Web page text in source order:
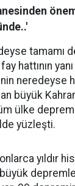
tamamı
hattının
neredeyse
büyük
ülke
yüzleşti.
yıldır